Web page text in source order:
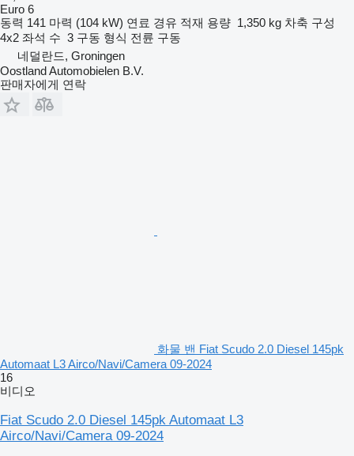
Euro 6
동력 141 마력 (104 kW) 연료 경유 적재 용량 1,350 kg 차축 구성
4x2 좌석 수 3 구동 형식 전륜 구동
네덜란드, Groningen
Oostland Automobielen B.V.
판매자에게 연락
화물 밴 Fiat Scudo 2.0 Diesel 145pk
Automaat L3 Airco/Navi/Camera 09-2024
16
비디오
Fiat Scudo 2.0 Diesel 145pk Automaat L3
Airco/Navi/Camera 09-2024